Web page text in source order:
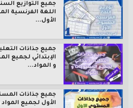
جميع التوازيع
اللغة الفرنسية
الأول...
جميع جذاذات
الإبتدائي لجميع
و المواد...
جميع جذاذات
الأول لجميع المواد